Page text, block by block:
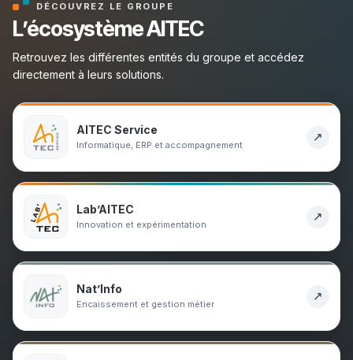
DÉCOUVREZ LE GROUPE
L’écosystème AITEC
Retrouvez les différentes entités du groupe et accédez
directement à leurs solutions.
AITEC Service
Informatique, ERP et accompagnement
↗
Lab’AITEC
Innovation et expérimentation
↗
Nat’Info
Encaissement et gestion métier
↗